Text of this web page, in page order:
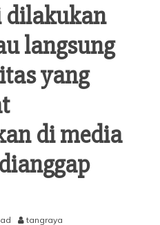
dilakukan
langsung
yang
di media
tangraya